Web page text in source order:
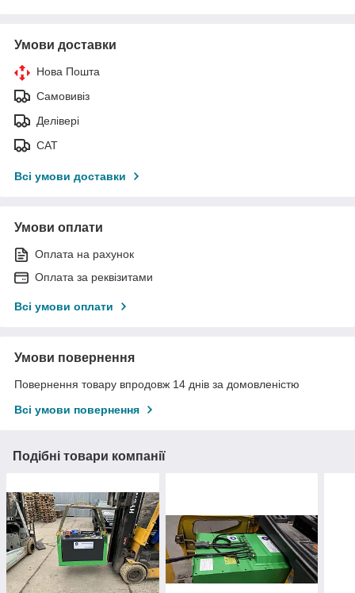
Умови доставки
Нова Пошта
Самовивіз
Делівері
САТ
Всі умови доставки
Умови оплати
Оплата на рахунок
Оплата за реквізитами
Всі умови оплати
Умови повернення
Повернення товару впродовж 14 днів за домовленістю
Всі умови повернення
Подібні товари компанії